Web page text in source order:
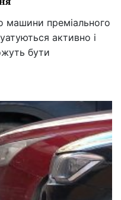
преміального
активно і
бути